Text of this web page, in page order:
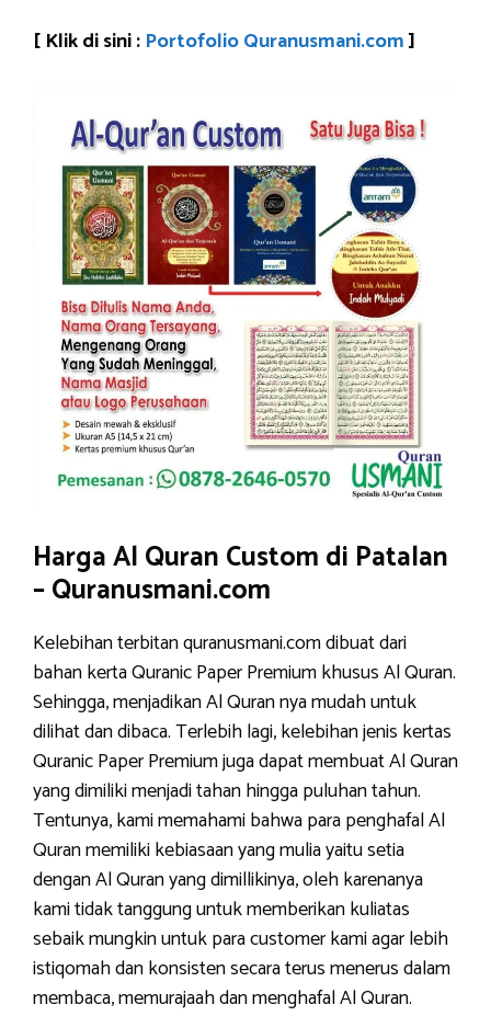
[ Klik di sini : Portofolio Quranusmani.com]
Harga Al Quran Custom di Patalan
– Quranusmani.com
Kelebihan terbitan quranusmani.com dibuat dari
bahan kerta Quranic Paper Premium khusus Al Quran.
Sehingga, menjadikan Al Quran nya mudah untuk
dilihat dan dibaca. Terlebih lagi, kelebihan jenis kertas
Quranic Paper Premium juga dapat membuat Al Quran
yang dimiliki menjadi tahan hingga puluhan tahun.
Tentunya, kami memahami bahwa para penghafal Al
Quran memiliki kebiasaan yang mulia yaitu setia
dengan Al Quran yang dimillikinya, oleh karenanya
kami tidak tanggung untuk memberikan kuliatas
sebaik mungkin untuk para customer kami agar lebih
istiqomah dan konsisten secara terus menerus dalam
membaca, memurajaah dan menghafal Al Quran.